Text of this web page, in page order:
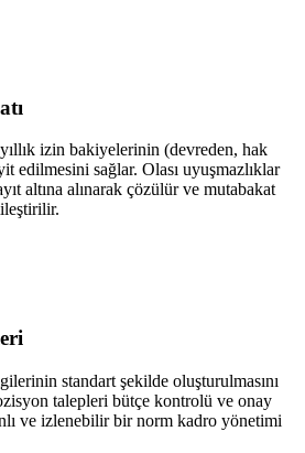
yıllık izin bakiyelerinin (devreden, hak
edilmesini sağlar. Olası uyuşmazlıklar
altına alınarak çözülür ve mutabakat
standart şekilde oluşturulmasını
talepleri bütçe kontrolü ve onay
ve izlenebilir bir norm kadro yönetimi